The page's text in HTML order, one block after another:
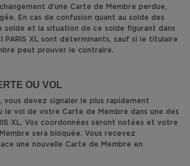
d’une Carte de Membre perdue,
En cas de confusion quant au solde des
solde et la situation de ce solde figurant dans
PARIS XL sont déterminants, sauf si le titulaire
peut prouver le contraire.
OU VOL
vous devez signaler le plus rapidement
le vol de votre Carte de Membre dans une des
XL. Vos coordonnées seront notées et votre
sera bloquée. Vous recevez
une nouvelle Carte de Membre en